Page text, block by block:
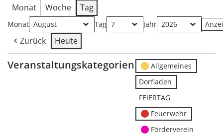
Monat Woche Tag
Monat Tag Jahr
Zurück Heute
Veranstaltungskategorien
Allgemeines
Dorfladen
FEIERTAG
Feuerwehr
Förderverein